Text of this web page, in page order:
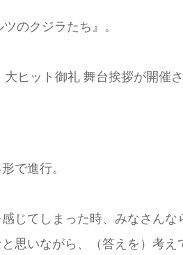
のクジラたち』。
ヒット御礼 舞台挨拶が開催さ
で進行。
じてしまった時、みなさんな
思いながら、（答えを）考え